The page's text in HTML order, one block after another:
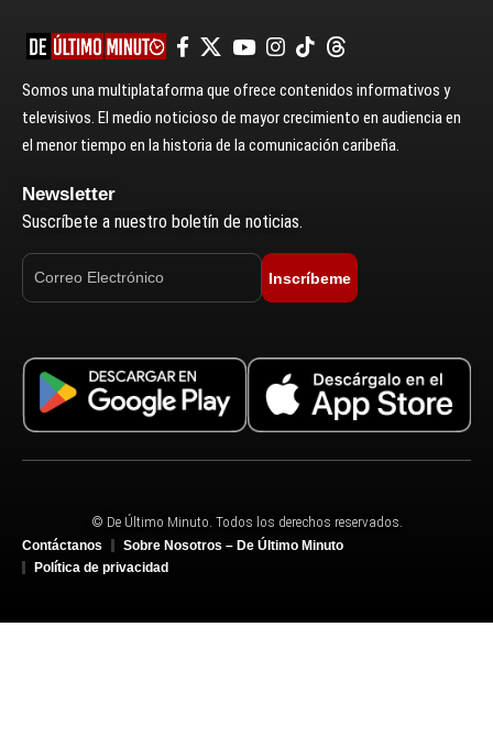
Somos una multiplataforma que ofrece contenidos informativos y
televisivos. El medio noticioso de mayor crecimiento en audiencia en
el menor tiempo en la historia de la comunicación caribeña.
Newsletter
Suscríbete a nuestro boletín de noticias.
Inscríbeme
© De Último Minuto. Todos los derechos reservados.
Contáctanos
Sobre Nosotros – De Último Minuto
Política de privacidad